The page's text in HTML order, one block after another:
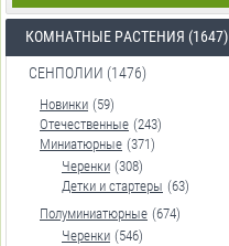
КОМНАТНЫЕ РАСТЕНИЯ (1647)
СЕНПОЛИИ (1476)
Новинки (59)
Отечественные (243)
Миниатюрные (371)
Черенки (308)
Детки и стартеры (63)
Полуминиатюрные (674)
Черенки (546)